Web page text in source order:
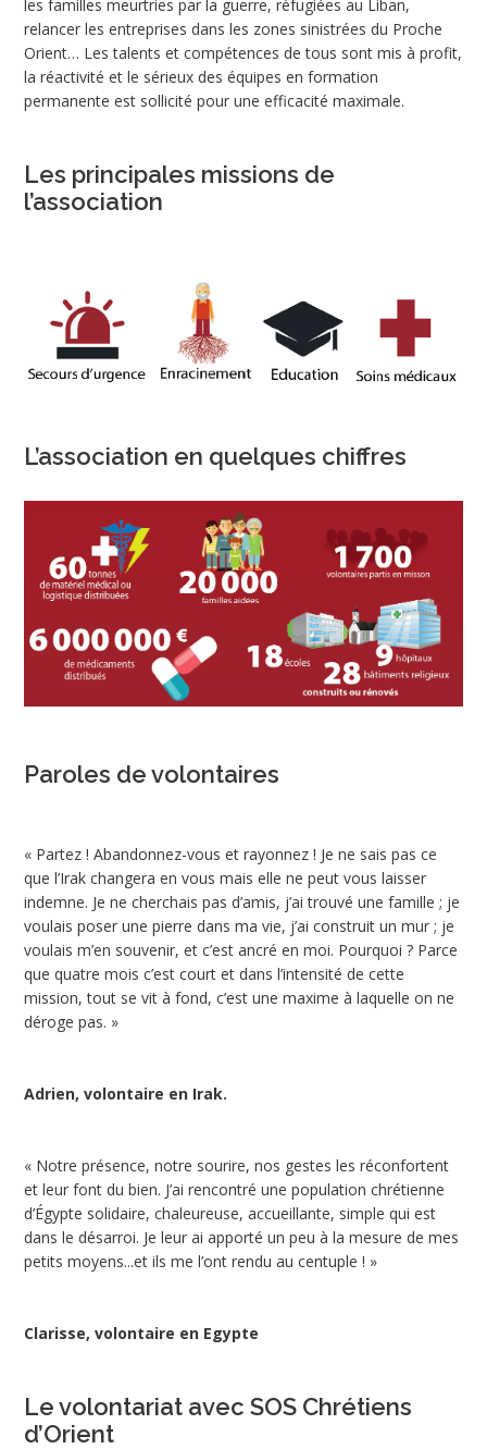
les familles meurtries par la guerre, réfugiées au Liban,
relancer les entreprises dans les zones sinistrées du Proche
Orient… Les talents et compétences de tous sont mis à profit,
la réactivité et le sérieux des équipes en formation
permanente est sollicité pour une efficacité maximale.
Les principales missions de
l’association
L’association en quelques chiffres
Paroles de volontaires
« Partez ! Abandonnez-vous et rayonnez ! Je ne sais pas ce
que l’Irak changera en vous mais elle ne peut vous laisser
indemne. Je ne cherchais pas d’amis, j’ai trouvé une famille ; je
voulais poser une pierre dans ma vie, j’ai construit un mur ; je
voulais m’en souvenir, et c’est ancré en moi. Pourquoi ? Parce
que quatre mois c’est court et dans l’intensité de cette
mission, tout se vit à fond, c’est une maxime à laquelle on ne
déroge pas. »
Adrien, volontaire en Irak.
« Notre présence, notre sourire, nos gestes les réconfortent
et leur font du bien. J’ai rencontré une population chrétienne
d’Égypte solidaire, chaleureuse, accueillante, simple qui est
dans le désarroi. Je leur ai apporté un peu à la mesure de mes
petits moyens...et ils me l’ont rendu au centuple ! »
Clarisse, volontaire en Egypte
Le volontariat avec SOS Chrétiens
d’Orient